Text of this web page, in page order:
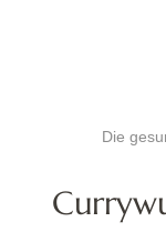
2 Paprika,